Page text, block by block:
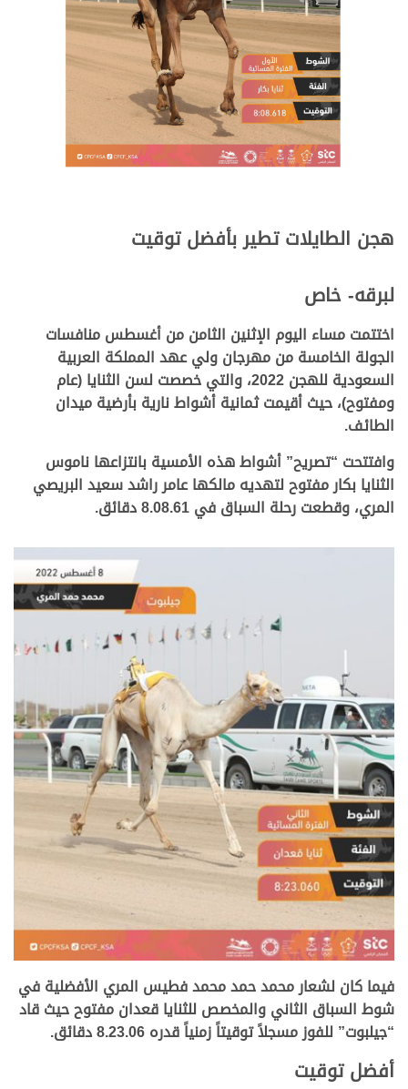
هجن الطايلات تطير بأفضل توقيت
لبرقه- خاص
اختتمت مساء اليوم الإثنين الثامن من أغسطس منافسات
الجولة الخامسة من مهرجان ولي عهد المملكة العربية
السعودية للهجن 2022، والتي خصصت لسن الثنايا (عام
ومفتوح)، حيث أقيمت ثمانية أشواط نارية بأرضية ميدان
الطائف.
وافتتحت “تصريح” أشواط هذه الأمسية بانتزاعها ناموس
الثنايا بكار مفتوح لتهديه مالكها عامر راشد سعيد البريصي
المري، وقطعت رحلة السباق في 8.08.61 دقائق.
فيما كان لشعار محمد حمد محمد فطيس المري الأفضلية في
شوط السباق الثاني والمخصص للثنايا قعدان مفتوح حيث قاد
“جيلبوت” للفوز مسجلاً توقيتاً زمنياً قدره 8.23.06 دقائق.
أفضل توقيت